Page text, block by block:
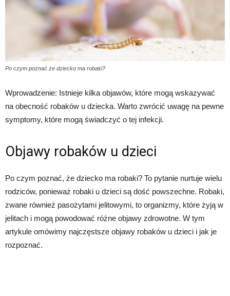
Po czym poznać że dziecko ma robaki?
Wprowadzenie: Istnieje kilka objawów, które mogą wskazywać
na obecność robaków u dziecka. Warto zwrócić uwagę na pewne
symptomy, które mogą świadczyć o tej infekcji.
Objawy robaków u dzieci
Po czym poznać, że dziecko ma robaki? To pytanie nurtuje wielu
rodziców, ponieważ robaki u dzieci są dość powszechne. Robaki,
zwane również pasożytami jelitowymi, to organizmy, które żyją w
jelitach i mogą powodować różne objawy zdrowotne. W tym
artykule omówimy najczęstsze objawy robaków u dzieci i jak je
rozpoznać.